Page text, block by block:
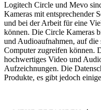
Logitech Circle und Mevo
Kameras mit entsprechender
und bei der Arbeit für eine
können. Die Circle Kameras
und Audioaufnahmen, auf
Computer zugreifen können.
hochwertiges Video und
Aufzeichnungen. Die
Produkte, es gibt jedoch